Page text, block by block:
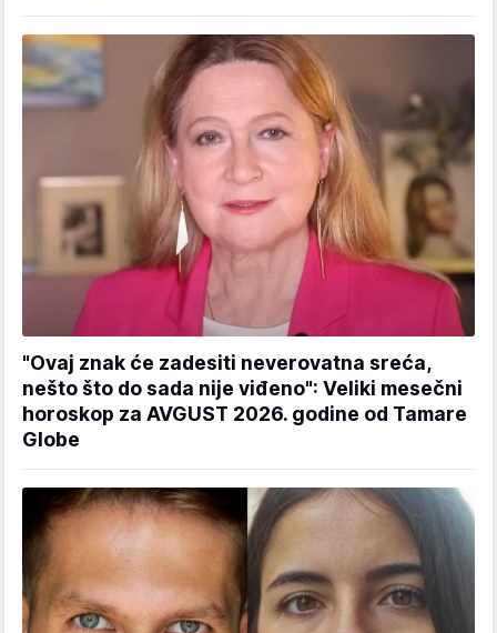
"Ovaj znak će zadesiti neverovatna sreća,
nešto što do sada nije viđeno": Veliki mesečni
horoskop za AVGUST 2026. godine od Tamare
Globe